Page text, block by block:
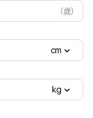
（歲）
cm
kg